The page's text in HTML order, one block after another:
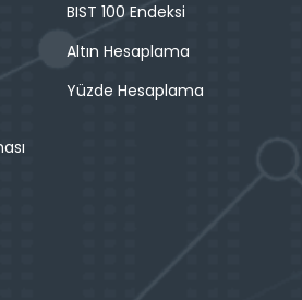
BIST 100 Endeksi
Altın Hesaplama
Yüzde Hesaplama